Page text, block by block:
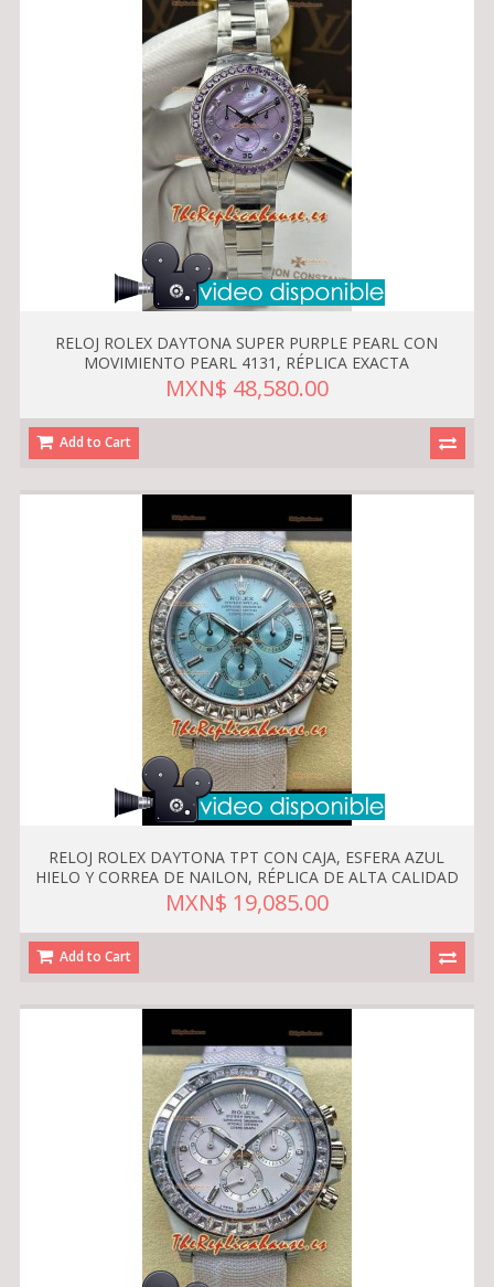
RELOJ ROLEX DAYTONA SUPER PURPLE PEARL CON
MOVIMIENTO PEARL 4131, RÉPLICA EXACTA
MXN$ 48,580.00
Add to Cart
RELOJ ROLEX DAYTONA TPT CON CAJA, ESFERA AZUL
HIELO Y CORREA DE NAILON, RÉPLICA DE ALTA CALIDAD
MXN$ 19,085.00
Add to Cart